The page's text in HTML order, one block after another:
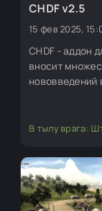
CHDF v2.5
15 фев 2025,
CHDF - аддон
вносит
нововведений
В тылу врага: